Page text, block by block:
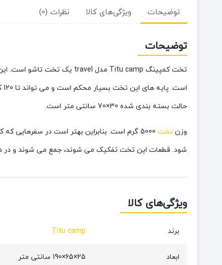
توضیحات ویژگی‌های کالا نظرات (0)
توضیحات
حالت بسته بندی شده 30×70 سانتی متر است.
وزن تخت
5000 گرم است. بنابراین بهتر است در سفرهایی
شود. قطعات این تخت تفکیک می شوند، جمع می شوند و در
ویژگی‌های کالا
برند Titu camp
ابعاد 25×65×190 سانتی متر